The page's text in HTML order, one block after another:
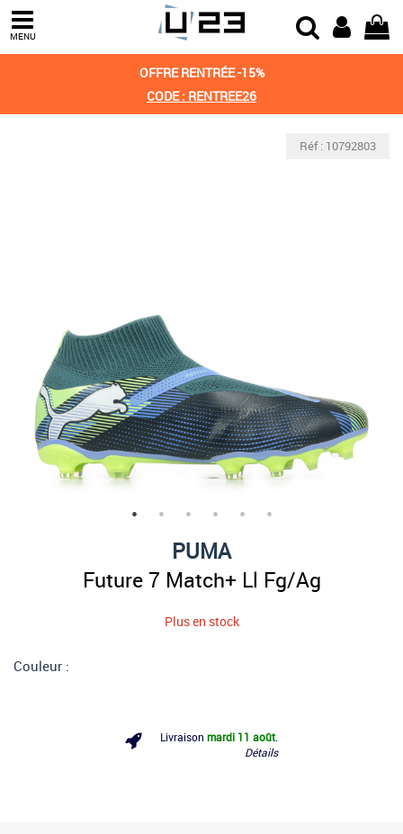
MENU
OFFRE RENTRÉE -15%
CODE : RENTREE26
Réf : 10792803
PUMA
Future 7 Match+ Ll Fg/Ag
Plus en stock
Couleur :
Livraison mardi 11 août
Détails